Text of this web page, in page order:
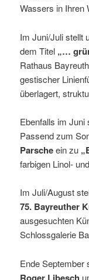
Wassers in Ihren
Im Juni/Juli stellt
dem Titel „…
Rathaus
gestischer
überlagert,
Ebenfalls im Juni
Passend zum
Parscheein zu
farbigen Linol-
Im Juli/August
75. Bayreuther
ausgesuchten
Schlossgalerie
Ende September